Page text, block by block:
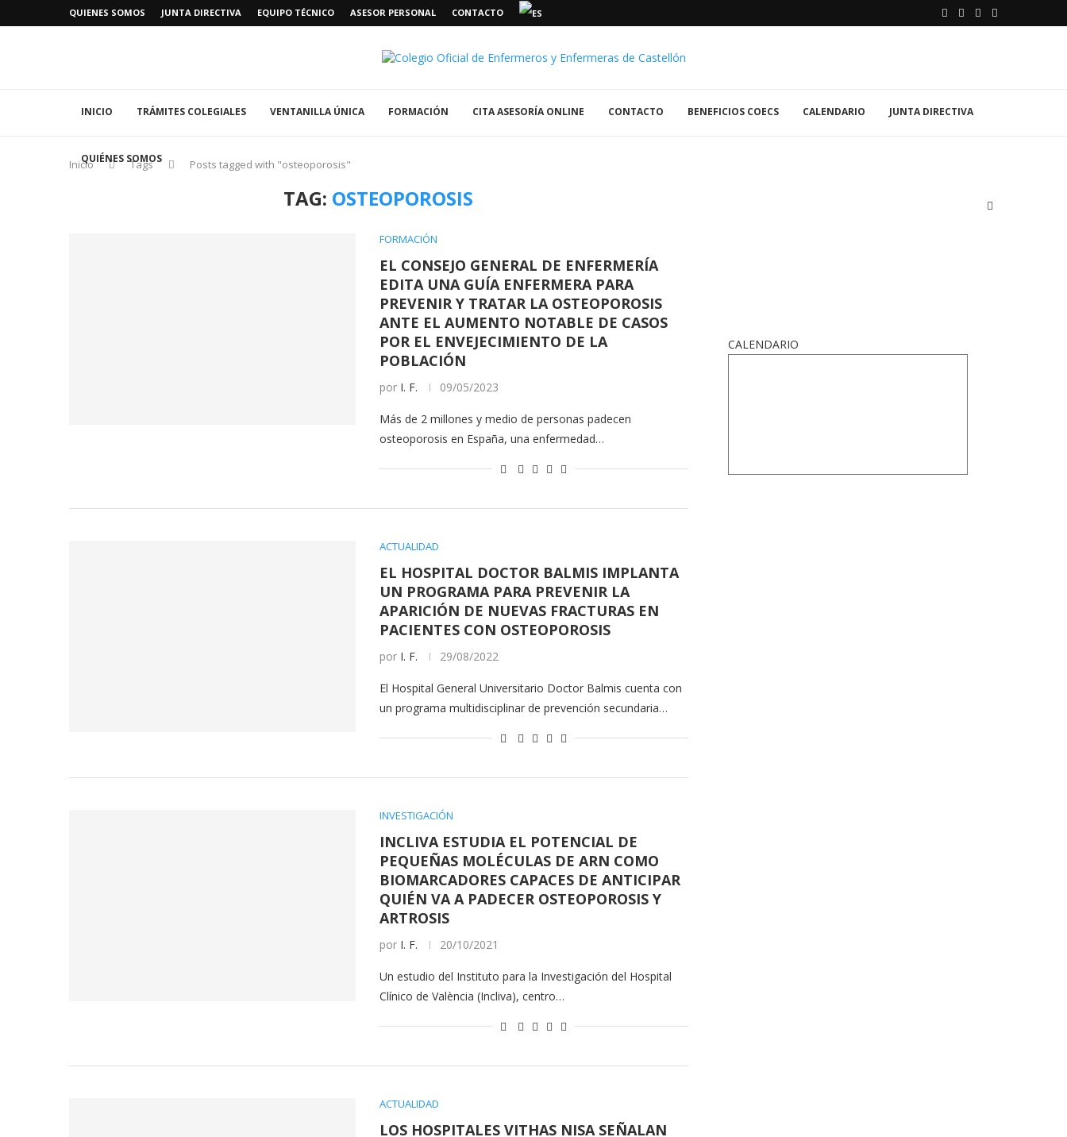
QUIENES SOMOS JUNTA DIRECTIVA EQUIPO TÉCNICO ASESOR PERSONAL CONTACTO
INICIO TRÁMITES COLEGIALES VENTANILLA ÚNICA FORMACIÓN CITA ASESORÍA ONLINE CONTACTO BENEFICIOS COECS CALENDARIO JUNTA DIRECTIVA
QUIÉNES SOMOS
Inicio Tags Posts tagged with "osteoporosis"
TAG: OSTEOPOROSIS
FORMACIÓN
EL CONSEJO GENERAL DE ENFERMERÍA
EDITA UNA GUÍA ENFERMERA PARA
PREVENIR Y TRATAR LA OSTEOPOROSIS
ANTE EL AUMENTO NOTABLE DE CASOS
POR EL ENVEJECIMIENTO DE LA
POBLACIÓN
por I. F. 09/05/2023
Más de 2 millones y medio de personas padecen
osteoporosis en España, una enfermedad…
ACTUALIDAD
EL HOSPITAL DOCTOR BALMIS IMPLANTA
UN PROGRAMA PARA PREVENIR LA
APARICIÓN DE NUEVAS FRACTURAS EN
PACIENTES CON OSTEOPOROSIS
por I. F. 29/08/2022
El Hospital General Universitario Doctor Balmis cuenta con
un programa multidisciplinar de prevención secundaria…
INVESTIGACIÓN
INCLIVA ESTUDIA EL POTENCIAL DE
PEQUEÑAS MOLÉCULAS DE ARN COMO
BIOMARCADORES CAPACES DE ANTICIPAR
QUIÉN VA A PADECER OSTEOPOROSIS Y
ARTROSIS
por I. F. 20/10/2021
Un estudio del Instituto para la Investigación del Hospital
Clínico de València (Incliva), centro…
ACTUALIDAD
LOS HOSPITALES VITHAS NISA SEÑALAN
CALENDARIO